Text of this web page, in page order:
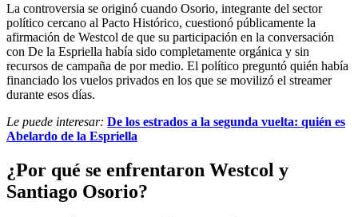
La controversia se originó cuando Osorio, integrante del sector
político cercano al Pacto Histórico, cuestionó públicamente la
afirmación de Westcol de que su participación en la conversación
con De la Espriella había sido completamente orgánica y sin
recursos de campaña de por medio. El político preguntó quién había
financiado los vuelos privados en los que se movilizó el streamer
durante esos días.
Le puede interesar: De los estrados a la segunda vuelta: quién es
Abelardo de la Espriella
¿Por qué se enfrentaron Westcol y
Santiago Osorio?